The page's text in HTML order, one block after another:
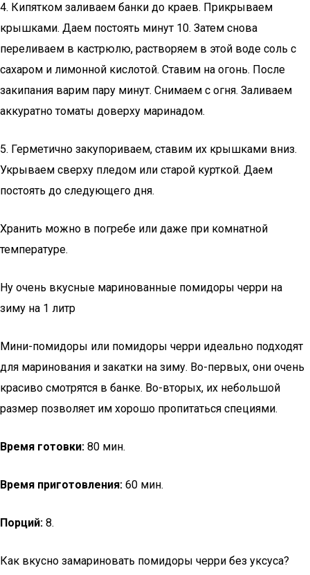
4. Кипятком заливаем банки до краев. Прикрываем
крышками. Даем постоять минут 10. Затем снова
переливаем в кастрюлю, растворяем в этой воде соль с
сахаром и лимонной кислотой. Ставим на огонь. После
закипания варим пару минут. Снимаем с огня. Заливаем
аккуратно томаты доверху маринадом.
5. Герметично закупориваем, ставим их крышками вниз.
Укрываем сверху пледом или старой курткой. Даем
постоять до следующего дня.
Хранить можно в погребе или даже при комнатной
температуре.
Ну очень вкусные маринованные помидоры черри на
зиму на 1 литр
Мини-помидоры или помидоры черри идеально подходят
для маринования и закатки на зиму. Во-первых, они очень
красиво смотрятся в банке. Во-вторых, их небольшой
размер позволяет им хорошо пропитаться специями.
Время готовки: 80 мин.
Время приготовления: 60 мин.
Порций: 8.
Как вкусно замариновать помидоры черри без уксуса?